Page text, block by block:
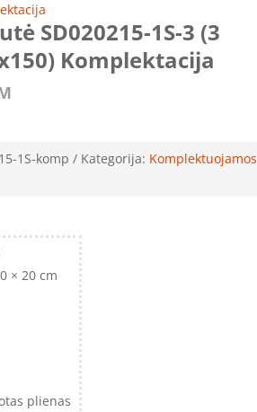
SD020215-1S-3 (3
Komplektacija
1S-komp Kategorija: Komplektuojamos
× 20 cm
plienas